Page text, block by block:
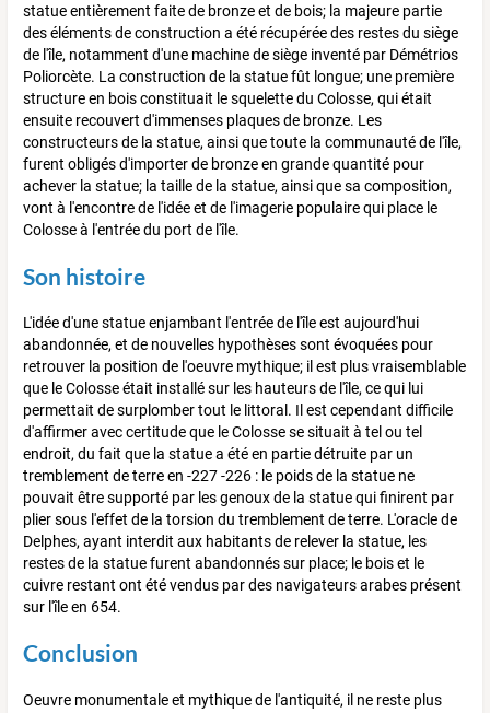
statue entièrement faite de bronze et de bois; la majeure partie
des éléments de construction a été récupérée des restes du siège
de l'île, notamment d'une machine de siège inventé par Démétrios
Poliorcète. La construction de la statue fût longue; une première
structure en bois constituait le squelette du Colosse, qui était
ensuite recouvert d'immenses plaques de bronze. Les
constructeurs de la statue, ainsi que toute la communauté de l'île,
furent obligés d'importer de bronze en grande quantité pour
achever la statue; la taille de la statue, ainsi que sa composition,
vont à l'encontre de l'idée et de l'imagerie populaire qui place le
Colosse à l'entrée du port de l'île.
Son histoire
L'idée d'une statue enjambant l'entrée de l'île est aujourd'hui
abandonnée, et de nouvelles hypothèses sont évoquées pour
retrouver la position de l'oeuvre mythique; il est plus vraisemblable
que le Colosse était installé sur les hauteurs de l'île, ce qui lui
permettait de surplomber tout le littoral. Il est cependant difficile
d'affirmer avec certitude que le Colosse se situait à tel ou tel
endroit, du fait que la statue a été en partie détruite par un
tremblement de terre en -227 -226 : le poids de la statue ne
pouvait être supporté par les genoux de la statue qui finirent par
plier sous l'effet de la torsion du tremblement de terre. L'oracle de
Delphes, ayant interdit aux habitants de relever la statue, les
restes de la statue furent abandonnés sur place; le bois et le
cuivre restant ont été vendus par des navigateurs arabes présent
sur l'île en 654.
Conclusion
Oeuvre monumentale et mythique de l'antiquité, il ne reste plus